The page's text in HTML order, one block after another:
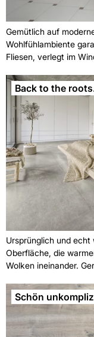
Gemütlich auf
Wohlfühlambiente
Fliesen, verlegt im
zeitlosen oder
Möglichkeiten sind
Back to the
Ursprünglich und
Oberfläche, die
Wolken ineinander.
Schlafzimmer – sie
dem Raum einen
Schön